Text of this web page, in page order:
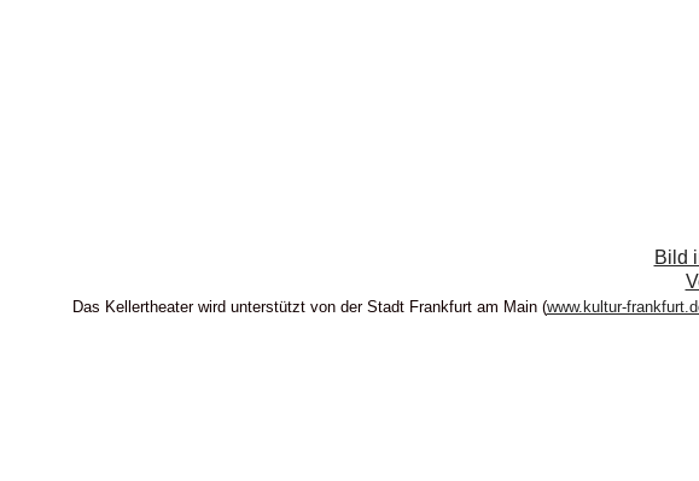
Bild
Das Kellertheater wird unterstützt von der Stadt Frankfurt am Main (www.kultur-